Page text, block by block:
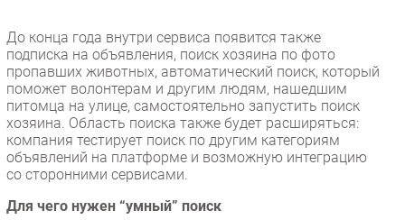
До конца года внутри сервиса появится также
подписка на объявления, поиск хозяина по фото
пропавших животных, автоматический поиск, который
поможет волонтерам и другим людям, нашедшим
питомца на улице, самостоятельно запустить поиск
хозяина. Область поиска также будет расширяться:
компания тестирует поиск по другим категориям
объявлений на платформе и возможную интеграцию
со сторонними сервисами.
Для чего нужен “умный” поиск